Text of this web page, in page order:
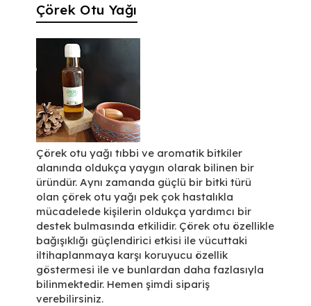
Çörek Otu Yağı
Çörek otu yağı tıbbi ve aromatik bitkiler
alanında oldukça yaygın olarak bilinen bir
üründür. Aynı zamanda güçlü bir bitki türü
olan çörek otu yağı pek çok hastalıkla
mücadelede kişilerin oldukça yardımcı bir
destek bulmasında etkilidir. Çörek otu özellikle
bağışıklığı güçlendirici etkisi ile vücuttaki
iltihaplanmaya karşı koruyucu özellik
göstermesi ile ve bunlardan daha fazlasıyla
bilinmektedir. Hemen şimdi sipariş
verebilirsiniz.